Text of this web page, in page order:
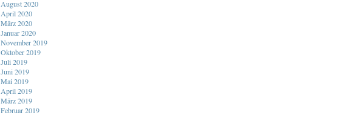
August 2020
April 2020
März 2020
Januar 2020
November 2019
Oktober 2019
Juli 2019
Juni 2019
Mai 2019
April 2019
März 2019
Februar 2019